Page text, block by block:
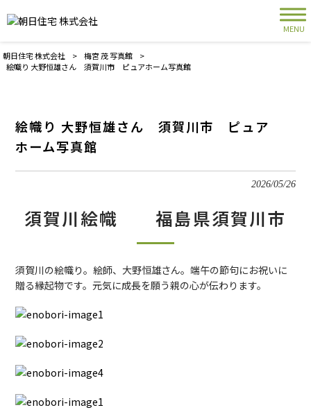
MENU
朝日住宅 株式会社 > 梅宮 茂 写真館
>
絵幟り 大野恒雄さん 須賀川市 ピュアホーム写真館
絵幟り 大野恒雄さん 須賀川市 ピュア
ホーム写真館
2026/05/26
須賀川絵幟 福島県須賀川市
須賀川の絵幟り。絵師、大野恒雄さん。端午の節句にお祝いに
贈る縁起物です。元気に成長を願う親の心が伝わります。